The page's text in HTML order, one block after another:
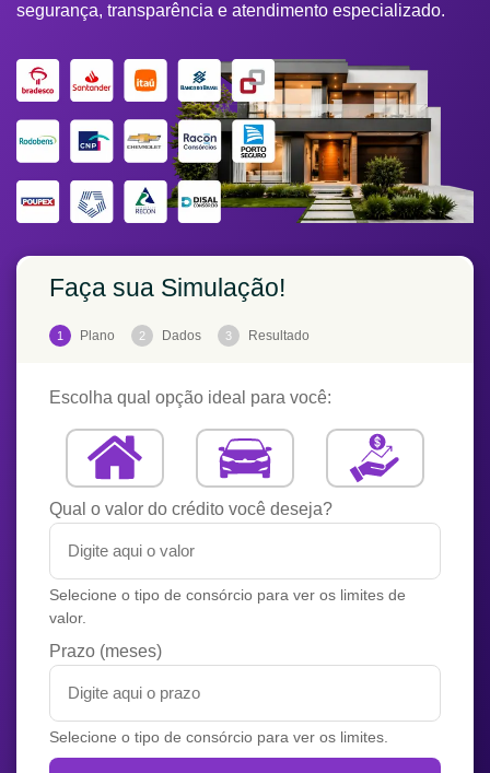
segurança, transparência e atendimento especializado.
Faça sua Simulação!
1 Plano 2 Dados 3 Resultado
Escolha qual opção ideal para você:
Qual o valor do crédito você deseja?
Selecione o tipo de consórcio para ver os limites de
valor.
Prazo (meses)
Selecione o tipo de consórcio para ver os limites.